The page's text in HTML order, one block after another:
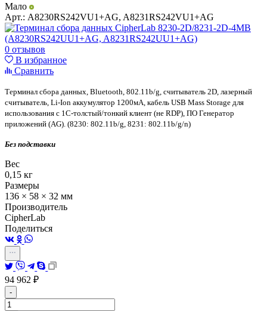
Мало
Арт.: A8230RS242VU1+AG, A8231RS242VU1+AG
0 отзывов
В избранное
Сравнить
Терминал сбора данных, Bluetooth, 802.11b/g, считыватель 2D, лазерный
считыватель, Li-Ion аккумулятор 1200мА, кабель USB Mass Storage для
использования с 1С-толстый/тонкий клиент (не RDP), ПО Генератор
приложений (AG). (8230: 802.11b/g, 8231: 802.11b/g/n)
Без подставки
Вес
0,15 кг
Размеры
136 × 58 × 32 мм
Производитель
CipherLab
Поделиться
94 962 ₽
-